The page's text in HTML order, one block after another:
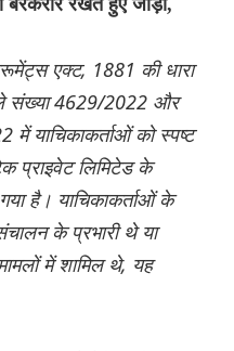
बरकरार रखते हुए जोड़ा,
एक्ट, 1881 की धारा
संख्या 4629/2022 और
याचिकाकर्ताओं को स्पष्ट
प्राइवेट लिमिटेड के
है। याचिकाकर्ताओं के
के प्रभारी थे या
में शामिल थे, यह